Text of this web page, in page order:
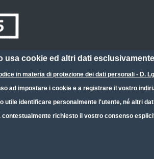
section
usa cookie ed altri dati
in materia di protezione dei dati personali - D.
ad impostare i cookie e a registrare il vostro
utile identificare personalmente l'utente, né altri
contestualmente richiesto il vostro consenso